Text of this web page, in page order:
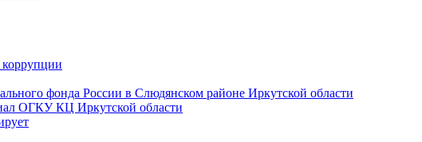
фонда России в Слюдянском районе Иркутской области
ОГКУ КЦ Иркутской области